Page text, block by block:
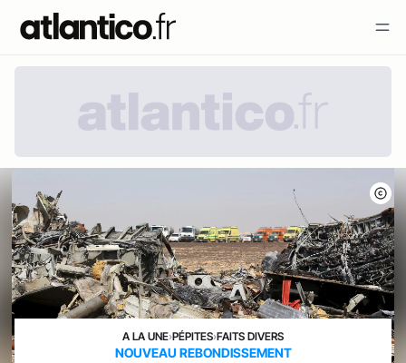
A LA UNE›PÉPITES›FAITS DIVERS
NOUVEAU REBONDISSEMENT